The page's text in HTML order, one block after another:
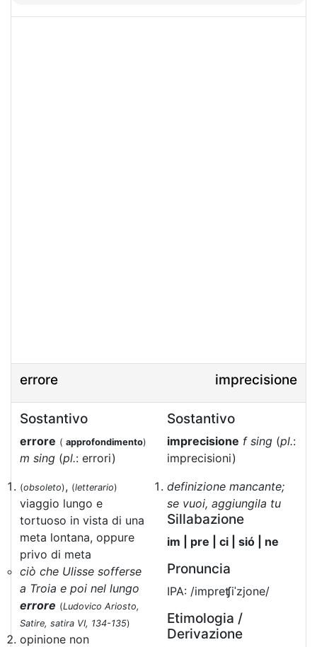
errore imprecisione
Sostantivo
errore ( approfondimento)
m sing (pl.: errori)
(obsoleto), (letterario)
viaggio lungo e
tortuoso in vista di una
meta lontana, oppure
privo di meta
ciò che Ulisse sofferse
a Troia e poi nel lungo
errore (Ludovico Ariosto,
Satire, satira VI, 134-135)
opinione non
Sostantivo
imprecisione f sing (pl.:
imprecisioni)
definizione mancante;
se vuoi, aggiungila tu
Sillabazione
im | pre | ci | sió | ne
Pronuncia
IPA: /impreʧiˈzjone/
Etimologia /
Derivazione